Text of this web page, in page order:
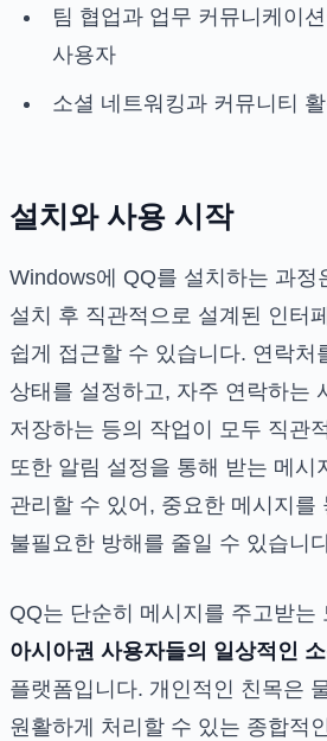
팀 협업과 업무 커뮤니케이
사용자
소셜 네트워킹과 커뮤니티
설치와 사용 시작
Windows에 QQ를 설치하는 과정
설치 후 직관적으로 설계된 인터
쉽게 접근할 수 있습니다. 연락처
상태를 설정하고, 자주 연락하는
저장하는 등의 작업이 모두 직관
또한 알림 설정을 통해 받는 메시
관리할 수 있어, 중요한 메시지를
불필요한 방해를 줄일 수 있습니
QQ는 단순히 메시지를 주고받는
아시아권 사용자들의 일상적인
플랫폼입니다. 개인적인 친목은
원활하게 처리할 수 있는 종합적